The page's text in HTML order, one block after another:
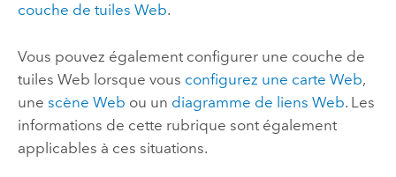
couche de tuiles Web.
Vous pouvez également configurer une couche de
tuiles Web lorsque vous configurez une carte Web,
une scène Web ou un diagramme de liens Web. Les
informations de cette rubrique sont également
applicables à ces situations.